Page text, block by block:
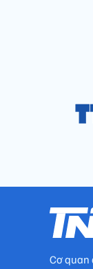
Cơ quan